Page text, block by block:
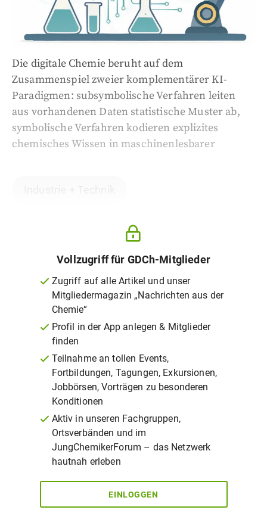
Die digitale Chemie beruht auf dem
Zusammenspiel zweier komplementärer KI-
Paradigmen: subsymbolische Verfahren leiten
aus vorhandenen Daten statistische Muster ab,
symbolische Verfahren kodieren explizites
chemisches Wissen in maschinenlesbarer
Vollzugriff für GDCh-Mitglieder
Zugriff auf alle Artikel und unser
Mitgliedermagazin „Nachrichten aus der
Chemie“
Profil in der App anlegen & Mitglieder
finden
Teilnahme an tollen Events,
Fortbildungen, Tagungen, Exkursionen,
Jobbörsen, Vorträgen zu besonderen
Konditionen
Aktiv in unseren Fachgruppen,
Ortsverbänden und im
JungChemikerForum – das Netzwerk
hautnah erleben
EINLOGGEN